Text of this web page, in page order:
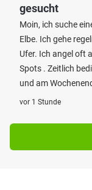
gesucht
Moin, ich suche
Elbe. Ich gehe
Ufer. Ich angel oft
Spots . Zeitlich
und am
vor 1 Stunde